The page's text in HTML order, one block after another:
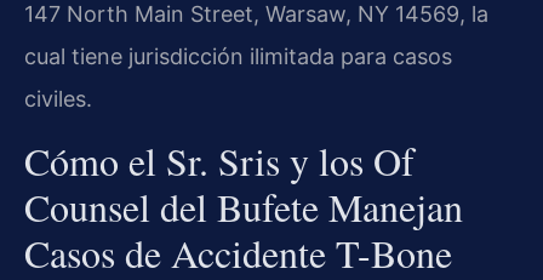
147 North Main Street, Warsaw, NY 14569, la
cual tiene jurisdicción ilimitada para casos
civiles.
Cómo el Sr. Sris y los Of
Counsel del Bufete Manejan
Casos de Accidente T-Bone